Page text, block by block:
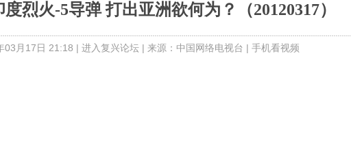
烈火-5导弹 打出亚洲欲何为？（20120317）
03月17日 21:18 | 进入复兴论坛 | 来源：中国网络电视台 | 手机看视频